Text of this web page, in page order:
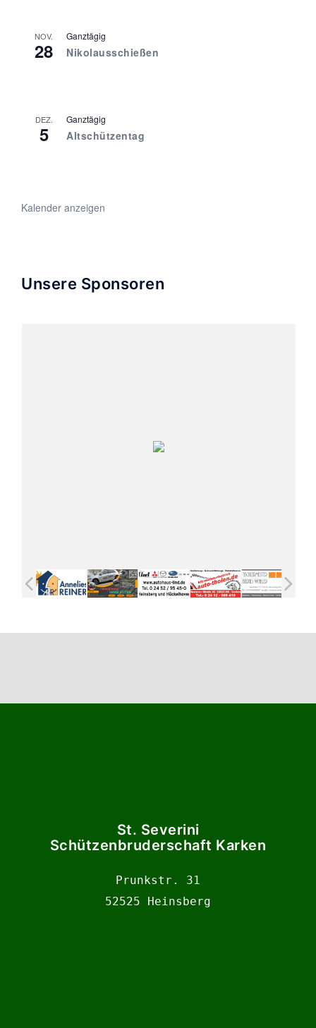
NOV.
28
Ganztägig
Nikolausschießen
DEZ.
5
Ganztägig
Altschützentag
Kalender anzeigen
Unsere Sponsoren
St. Severini
Schützenbruderschaft Karken
Prunkstr. 31
52525 Heinsberg